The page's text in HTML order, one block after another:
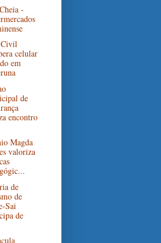
-
celular
em
de
encontro
Magda
valoriza
de
de
Sai
de